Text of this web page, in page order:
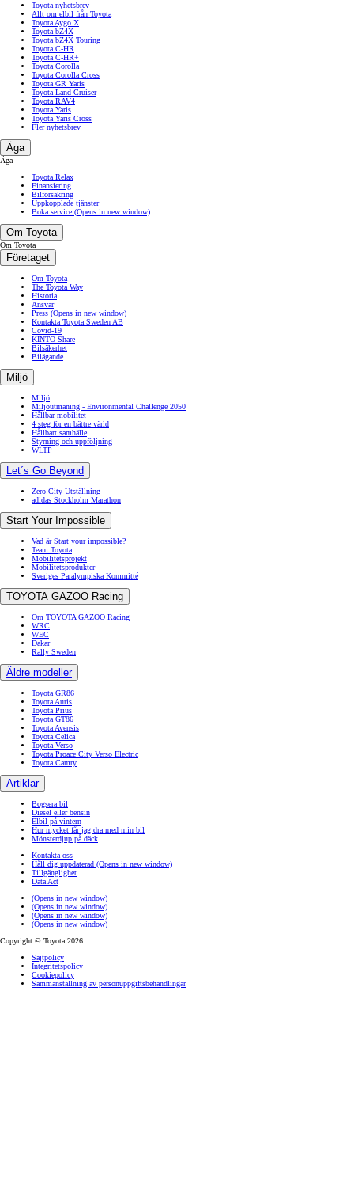
Toyota nyhetsbrev
Allt om elbil från Toyota
Toyota Aygo X
Toyota bZ4X
Toyota bZ4X Touring
Toyota C-HR
Toyota C-HR+
Toyota Corolla
Toyota Corolla Cross
Toyota GR Yaris
Toyota Land Cruiser
Toyota RAV4
Toyota Yaris
Toyota Yaris Cross
Fler nyhetsbrev
Äga
Äga
Toyota Relax
Finansiering
Bilförsäkring
Uppkopplade tjänster
Boka service (Opens in new window)
Om Toyota
Om Toyota
Företaget
Om Toyota
The Toyota Way
Historia
Ansvar
Press (Opens in new window)
Kontakta Toyota Sweden AB
Covid-19
KINTO Share
Bilsäkerhet
Bilägande
Miljö
Miljö
Miljöutmaning - Environmental Challenge 2050
Hållbar mobilitet
4 steg för en bättre värld
Hållbart samhälle
Styrning och uppföljning
WLTP
Let´s Go Beyond
Zero City Utställning
adidas Stockholm Marathon
Start Your Impossible
Vad är Start your impossible?
Team Toyota
Mobilitetsprojekt
Mobilitetsprodukter
Sveriges Paralympiska Kommitté
TOYOTA GAZOO Racing
Om TOYOTA GAZOO Racing
WRC
WEC
Dakar
Rally Sweden
Äldre modeller
Toyota GR86
Toyota Auris
Toyota Prius
Toyota GT86
Toyota Avensis
Toyota Celica
Toyota Verso
Toyota Proace City Verso Electric
Toyota Camry
Artiklar
Bogsera bil
Diesel eller bensin
Elbil på vintern
Hur mycket får jag dra med min bil
Mönsterdjup på däck
Kontakta oss
Håll dig uppdaterad (Opens in new window)
Tillgänglighet
Data Act
(Opens in new window)
(Opens in new window)
(Opens in new window)
(Opens in new window)
Copyright © Toyota 2026
Sajtpolicy
Integritetspolicy
Cookiepolicy
Sammanställning av personuppgiftsbehandlingar